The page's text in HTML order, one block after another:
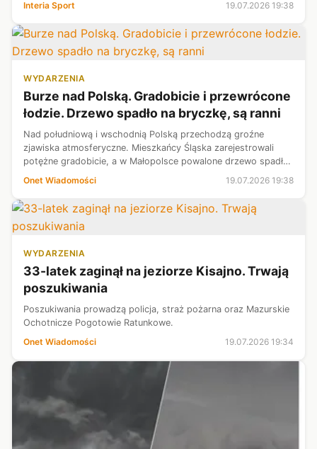
tygodnie skończy dopi...
Interia Sport 19.07.2026 19:38
WYDARZENIA
Burze nad Polską. Gradobicie i przewrócone
łodzie. Drzewo spadło na bryczkę, są ranni
Nad południową i wschodnią Polską przechodzą groźne
zjawiska atmosferyczne. Mieszkańcy Śląska zarejestrowali
potężne gradobicie, a w Małopolsce powalone drzewo spadło
na bryczkę, raniąc pięć osób.
Onet Wiadomości 19.07.2026 19:38
WYDARZENIA
33-latek zaginął na jeziorze Kisajno. Trwają
poszukiwania
Poszukiwania prowadzą policja, straż pożarna oraz Mazurskie
Ochotnicze Pogotowie Ratunkowe.
Onet Wiadomości
19.07.2026 19:34